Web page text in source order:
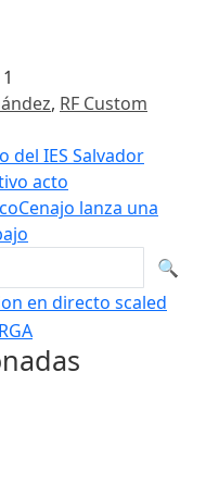
, RF Custom
del IES Salvador
acto
lanza una
🔍